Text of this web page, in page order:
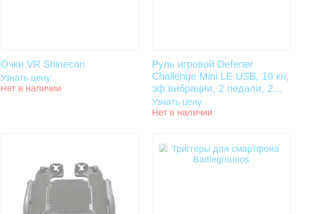
Очки VR Shinecon
Узнать цену
Нет в наличии
Руль игровой Defener
Challenge Mini LE USB, 10 кн,
эф.вибрации, 2 педали, 2...
Узнать цену
Нет в наличии